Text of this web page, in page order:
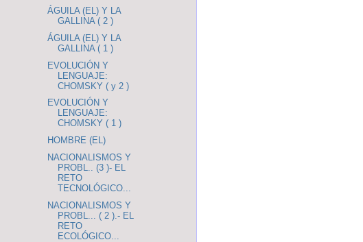
ÁGUILA (EL) Y LA
GALLINA ( 2 )
ÁGUILA (EL) Y LA
GALLINA ( 1 )
EVOLUCIÓN Y
LENGUAJE:
CHOMSKY ( y 2 )
EVOLUCIÓN Y
LENGUAJE:
CHOMSKY ( 1 )
HOMBRE (EL)
NACIONALISMOS Y
PROBL.. (3 )- EL
RETO
TECNOLÓGICO...
NACIONALISMOS Y
PROBL... ( 2 ).- EL
RETO
ECOLÓGICO...